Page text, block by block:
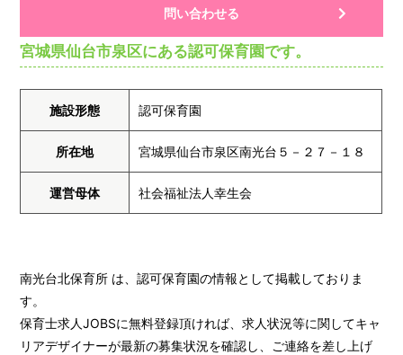
問い合わせる
宮城県仙台市泉区にある認可保育園です。
施設形態 認可保育園
所在地 宮城県仙台市泉区南光台５－２７－１８
運営母体 社会福祉法人幸生会
南光台北保育所 は、認可保育園の情報として掲載しておりま
す。
保育士求人JOBSに無料登録頂ければ、求人状況等に関してキャ
リアデザイナーが最新の募集状況を確認し、ご連絡を差し上げ